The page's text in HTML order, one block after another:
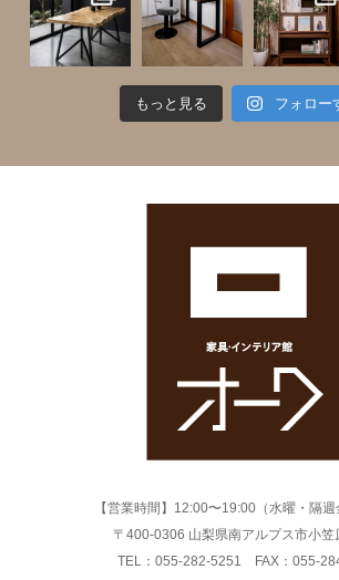
もっと見る フォロー
【営業時間】12:00〜19:00（水曜・隔週
〒400-0306 山梨県南アルプス市小笠
TEL：055-282-5251 FAX：055-